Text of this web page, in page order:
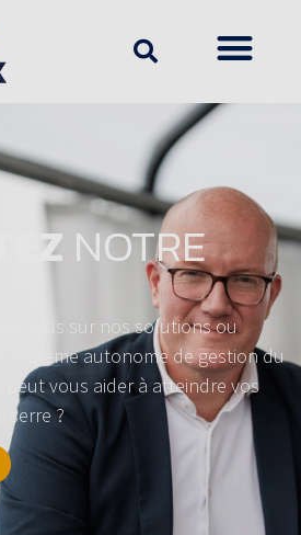
NOTRE
plus sur nos solutions ou
système autonome de gestion du
peut vous aider à atteindre vos
serre ?